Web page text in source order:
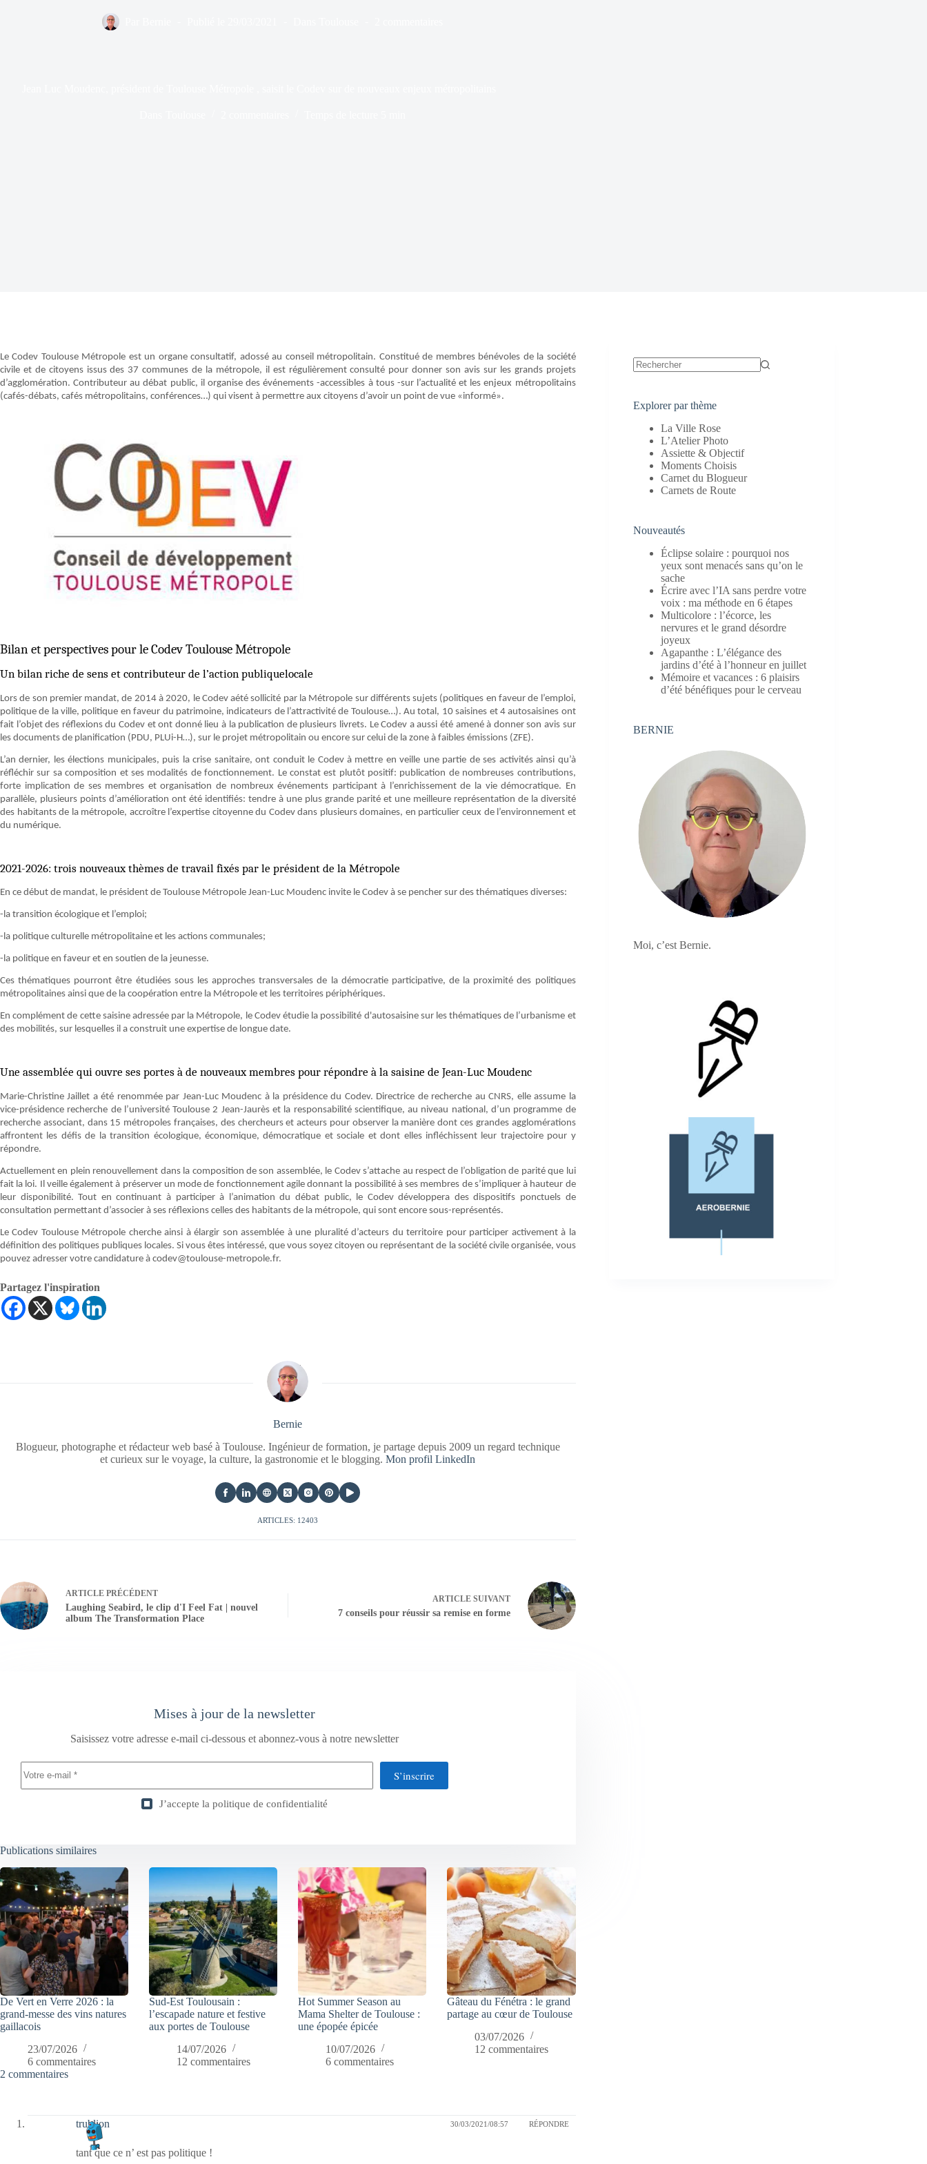
Le Codev Toulouse Métropole est un organe consultatif, adossé au conseil métropolitain. Constitué de membres bénévoles de la société
civile et de citoyens issus des 37 communes de la métropole, il est régulièrement consulté pour donner son avis sur les grands projets
d’agglomération. Contributeur au débat public, il organise des événements -accessibles à tous -sur l’actualité et les enjeux métropolitains
(cafés-débats, cafés métropolitains, conférences…) qui visent à permettre aux citoyens d’avoir un point de vue «informé».
Bilan et perspectives pour le Codev Toulouse Métropole
Un bilan riche de sens et contributeur de l’action publiquelocale
Lors de son premier mandat, de 2014 à 2020, le Codev aété sollicité par la Métropole sur différents sujets (politiques en faveur de l’emploi,
politique de la ville, politique en faveur du patrimoine, indicateurs de l’attractivité de Toulouse…). Au total, 10 saisines et 4 autosaisines ont
fait l’objet des réflexions du Codev et ont donné lieu à la publication de plusieurs livrets. Le Codev a aussi été amené à donner son avis sur
les documents de planification (PDU, PLUi-H…), sur le projet métropolitain ou encore sur celui de la zone à faibles émissions (ZFE).
L’an dernier, les élections municipales, puis la crise sanitaire, ont conduit le Codev à mettre en veille une partie de ses activités ainsi qu’à
réfléchir sur sa composition et ses modalités de fonctionnement. Le constat est plutôt positif: publication de nombreuses contributions,
forte implication de ses membres et organisation de nombreux événements participant à l’enrichissement de la vie démocratique. En
parallèle, plusieurs points d’amélioration ont été identifiés: tendre à une plus grande parité et une meilleure représentation de la diversité
des habitants de la métropole, accroître l’expertise citoyenne du Codev dans plusieurs domaines, en particulier ceux de l’environnement et
du numérique.
2021-2026: trois nouveaux thèmes de travail fixés par le président de la Métropole
En ce début de mandat, le président de Toulouse Métropole Jean-Luc Moudenc invite le Codev à se pencher sur des thématiques diverses:
-la transition écologique et l’emploi;
-la politique culturelle métropolitaine et les actions communales;
-la politique en faveur et en soutien de la jeunesse.
Ces thématiques pourront être étudiées sous les approches transversales de la démocratie participative, de la proximité des politiques
métropolitaines ainsi que de la coopération entre la Métropole et les territoires périphériques.
En complément de cette saisine adressée par la Métropole, le Codev étudie la possibilité d'autosaisine sur les thématiques de l’urbanisme et
des mobilités, sur lesquelles il a construit une expertise de longue date.
Une assemblée qui ouvre ses portes à de nouveaux membres pour répondre à la saisine de Jean-Luc Moudenc
Marie-Christine Jaillet a été renommée par Jean-Luc Moudenc à la présidence du Codev. Directrice de recherche au CNRS, elle assume la
vice-présidence recherche de l’université Toulouse 2 Jean-Jaurès et la responsabilité scientifique, au niveau national, d’un programme de
recherche associant, dans 15 métropoles françaises, des chercheurs et acteurs pour observer la manière dont ces grandes agglomérations
affrontent les défis de la transition écologique, économique, démocratique et sociale et dont elles infléchissent leur trajectoire pour y
répondre.
Actuellement en plein renouvellement dans la composition de son assemblée, le Codev s’attache au respect de l’obligation de parité que lui
fait la loi. Il veille également à préserver un mode de fonctionnement agile donnant la possibilité à ses membres de s’impliquer à hauteur de
leur disponibilité. Tout en continuant à participer à l’animation du débat public, le Codev développera des dispositifs ponctuels de
consultation permettant d’associer à ses réflexions celles des habitants de la métropole, qui sont encore sous-représentés.
Le Codev Toulouse Métropole cherche ainsi à élargir son assemblée à une pluralité d’acteurs du territoire pour participer activement à la
définition des politiques publiques locales. Si vous êtes intéressé, que vous soyez citoyen ou représentant de la société civile organisée, vous
pouvez adresser votre candidature à codev@toulouse-metropole.fr.
Partagez l'inspiration
Bernie
Blogueur, photographe et rédacteur web basé à Toulouse. Ingénieur de formation, je partage depuis 2009 un regard technique
et curieux sur le voyage, la culture, la gastronomie et le blogging.Mon profil LinkedIn
ARTICLES: 12403
ARTICLE PRÉCÉDENT
Laughing Seabird, le clip d'I Feel Fat | nouvel
album The Transformation Place
ARTICLESUIVANT
7 conseils pour réussir sa remise en forme
Mises à jour de la newsletter
Saisissez votre adresse e-mail ci-dessous et abonnez-vous à notre newsletter
S’inscrire
J’accepte la politique de confidentialité
Publications similaires
De Vert en Verre 2026 : la
grand-messe des vins natures
gaillacois
23/07/2026
6 commentaires
Sud-Est Toulousain :
l’escapade nature et festive
aux portes de Toulouse
14/07/2026
12 commentaires
Hot Summer Season au
Mama Shelter de Toulouse :
une épopée épicée
10/07/2026
6 commentaires
Gâteau du Fénétra : le grand
partage au cœur de Toulouse
03/07/2026
12 commentaires
2 commentaires
trublion 30/03/2021/08:57 RÉPONDRE
tant que ce n’ est pas politique !
Explorer par thème
La Ville Rose
L’Atelier Photo
Assiette & Objectif
Moments Choisis
Carnet du Blogueur
Carnets de Route
Nouveautés
Éclipse solaire : pourquoi nos
yeux sont menacés sans qu’on le
sache
Écrire avec l’IA sans perdre votre
voix : ma méthode en 6 étapes
Multicolore : l’écorce, les
nervures et le grand désordre
joyeux
Agapanthe : L’élégance des
jardins d’été à l’honneur en juillet
Mémoire et vacances : 6 plaisirs
d’été bénéfiques pour le cerveau
BERNIE
Moi, c’est Bernie.